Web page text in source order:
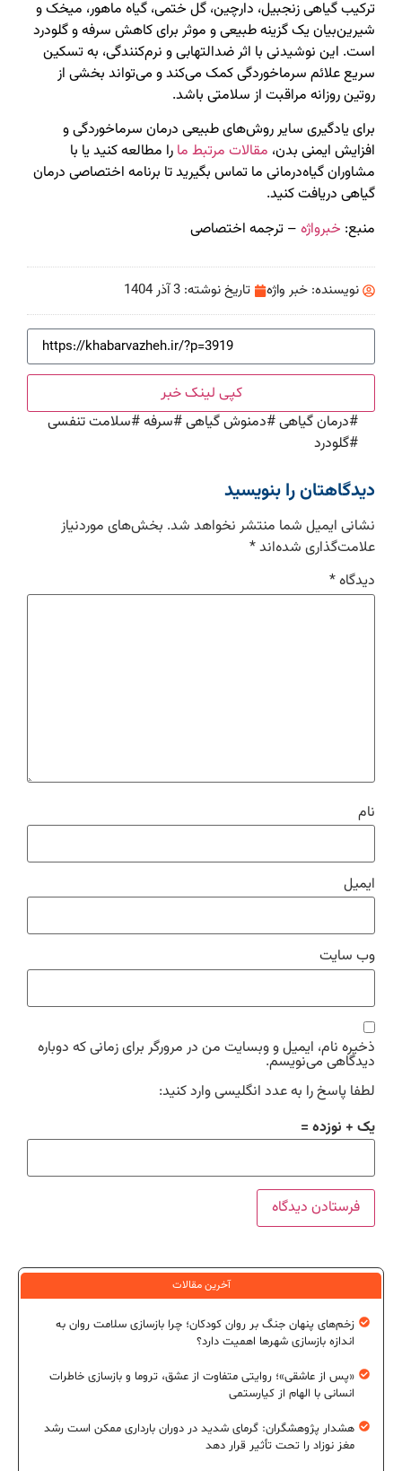
ترکیب گیاهی زنجبیل، دارچین، گل ختمی، گیاه ماهور، میخک و
شیرین‌بیان یک گزینه طبیعی و موثر برای کاهش سرفه و گلودرد
است. این نوشیدنی با اثر ضدالتهابی و نرم‌کنندگی، به تسکین
سریع علائم سرماخوردگی کمک می‌کند و می‌تواند بخشی از
روتین روزانه مراقبت از سلامتی باشد.
برای یادگیری سایر روش‌های طبیعی درمان سرماخوردگی و
افزایش ایمنی بدن، مقالات مرتبط ما را مطالعه کنید یا با
مشاوران گیاه‌درمانی ما تماس بگیرید تا برنامه اختصاصی درمان
گیاهی دریافت کنید.
منبع: خبرواژه – ترجمه اختصاصی
نویسنده: خبر واژه تاریخ نوشته: 3 آذر 1404
کپی لینک خبر
#درمان گیاهی#دمنوش گیاهی#سرفه#سلامت تنفسی
#گلودرد
دیدگاهتان را بنویسید
نشانی ایمیل شما منتشر نخواهد شد. بخش‌های موردنیاز
علامت‌گذاری شده‌اند*
دیدگاه*
نام
ایمیل
وب‌ سایت
ذخیره نام، ایمیل و وبسایت من در مرورگر برای زمانی که دوباره
دیدگاهی می‌نویسم.
لطفا پاسخ را به عدد انگلیسی وارد کنید:
یک + نوزده =
آخرین مقالات
زخم‌های پنهان جنگ بر روان کودکان؛ چرا بازسازی سلامت روان به
اندازه بازسازی شهرها اهمیت دارد؟
«پس از عاشقی»؛ روایتی متفاوت از عشق، تروما و بازسازی خاطرات
انسانی با الهام از کیارستمی
هشدار پژوهشگران: گرمای شدید در دوران بارداری ممکن است رشد
مغز نوزاد را تحت تأثیر قرار دهد